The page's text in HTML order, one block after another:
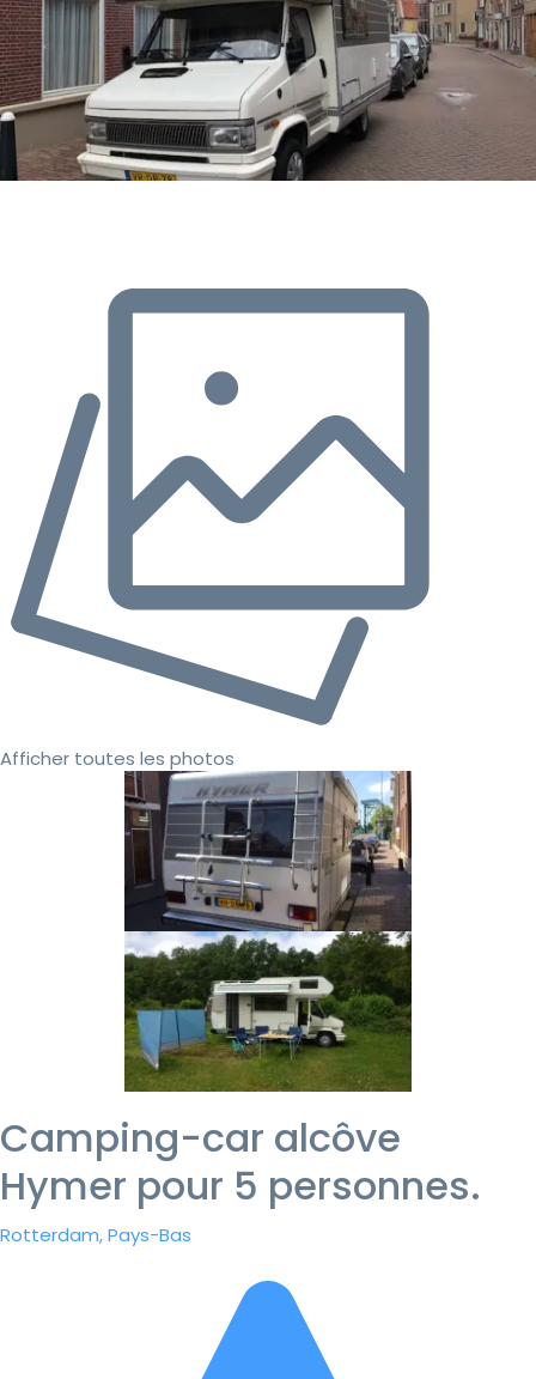
Afficher toutes les photos
Camping-car alcôve
Hymer pour 5 personnes.
Rotterdam, Pays-Bas